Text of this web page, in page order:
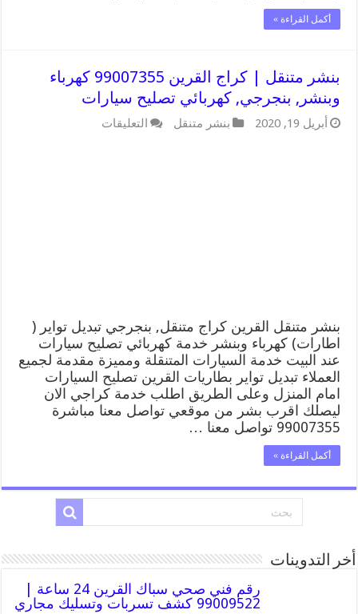
أكمل القراءة »
بنشر متنقل | كراج القرين 99007355 كهرباء
وبنشر, بنجرجي, كهربائي تصليح سيارات
أبريل 19, 2020 بنشر متنقل التعليقات
بنشر متنقل القرين كراج متنقل, بنجرجي تبديل تواير (
اطارات) كهرباء وبنشر خدمة كهربائي تصليح سيارات
عند البيت خدمة السيارات المتنقلة ومميزة مقدمة لجميع
العملاء تبديل تواير بطاريات القرين تصليح السيارات
امام المنزل وعلى الطريق اطلب خدمة كراجي الان
ليصلك اقرب بشر من موقعي تواصل معنا مباشرة
99007355 تواصل معنا …
أكمل القراءة »
أخر التدوينات
رقم فني صحي سباك القرين 24 ساعة |
99009522 كشف تسربات وتسليك مجاري